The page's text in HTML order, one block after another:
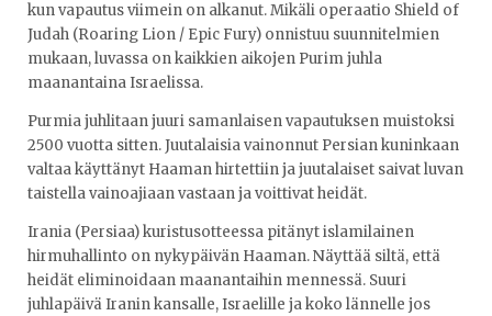
kun vapautus viimein on alkanut. Mikäli operaatio Shield of
Judah (Roaring Lion / Epic Fury) onnistuu suunnitelmien
mukaan, luvassa on kaikkien aikojen Purim juhla
maanantaina Israelissa.
Purmia juhlitaan juuri samanlaisen vapautuksen muistoksi
2500 vuotta sitten. Juutalaisia vainonnut Persian kuninkaan
valtaa käyttänyt Haaman hirtettiin ja juutalaiset saivat luvan
taistella vainoajiaan vastaan ja voittivat heidät.
Irania (Persiaa) kuristusotteessa pitänyt islamilainen
hirmuhallinto on nykypäivän Haaman. Näyttää siltä, että
heidät eliminoidaan maanantaihin mennessä. Suuri
juhlapäivä Iranin kansalle, Israelille ja koko lännelle jos